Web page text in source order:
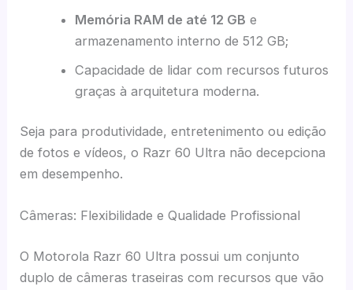
Memória RAM de até 12 GB e
armazenamento interno de 512 GB;
Capacidade de lidar com recursos futuros
graças à arquitetura moderna.
Seja para produtividade, entretenimento ou edição
de fotos e vídeos, o Razr 60 Ultra não decepciona
em desempenho.
Câmeras: Flexibilidade e Qualidade Profissional
O Motorola Razr 60 Ultra possui um conjunto
duplo de câmeras traseiras com recursos que vão